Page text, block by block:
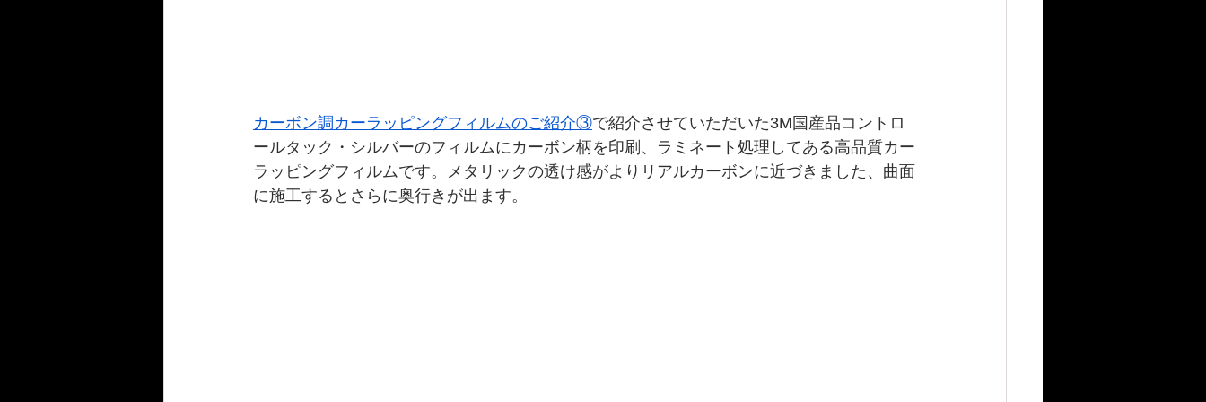
カーボン調カーラッピングフィルムのご紹介③で紹介させていただいた3M国産品コントロ
ールタック・シルバーのフィルムにカーボン柄を印刷、ラミネート処理してある高品質カー
ラッピングフィルムです。メタリックの透け感がよりリアルカーボンに近づきました、曲面
に施工するとさらに奥行きが出ます。